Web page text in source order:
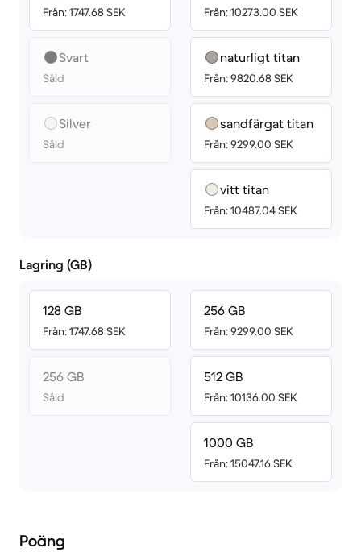
Från: 1747.68 SEK
Svart
Såld
Silver
Såld
Från: 10273.00 SEK
naturligt titan
Från: 9820.68 SEK
sandfärgat titan
Från: 9299.00 SEK
vitt titan
Från: 10487.04 SEK
Lagring (GB)
128 GB
Från: 1747.68 SEK
256 GB
Såld
256 GB
Från: 9299.00 SEK
512 GB
Från: 10136.00 SEK
1000 GB
Från: 15047.16 SEK
Poäng